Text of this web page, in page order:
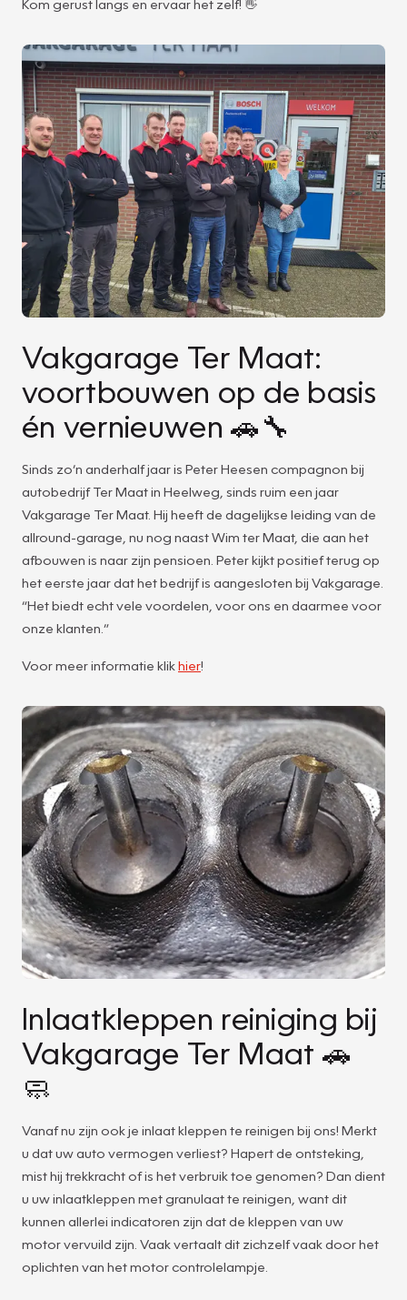
Kom gerust langs en ervaar het zelf! 👋
Vakgarage Ter Maat:
voortbouwen op de basis
én vernieuwen 🚗🔧
Sinds zo’n anderhalf jaar is Peter Heesen compagnon bij
autobedrijf Ter Maat in Heelweg, sinds ruim een jaar
Vakgarage Ter Maat. Hij heeft de dagelijkse leiding van de
allround-garage, nu nog naast Wim ter Maat, die aan het
afbouwen is naar zijn pensioen. Peter kijkt positief terug op
het eerste jaar dat het bedrijf is aangesloten bij Vakgarage.
“Het biedt echt vele voordelen, voor ons en daarmee voor
onze klanten.”
Voor meer informatie klikhier!
Inlaatkleppen reiniging bij
Vakgarage Ter Maat 🚗
🧼
Vanaf nu zijn ook je inlaat kleppen te reinigen bij ons! Merkt
u dat uw auto vermogen verliest? Hapert de ontsteking,
mist hij trekkracht of is het verbruik toe genomen? Dan dient
u uw inlaatkleppen met granulaat te reinigen, want dit
kunnen allerlei indicatoren zijn dat de kleppen van uw
motor vervuild zijn. Vaak vertaalt dit zichzelf vaak door het
oplichten van het motor controlelampje.